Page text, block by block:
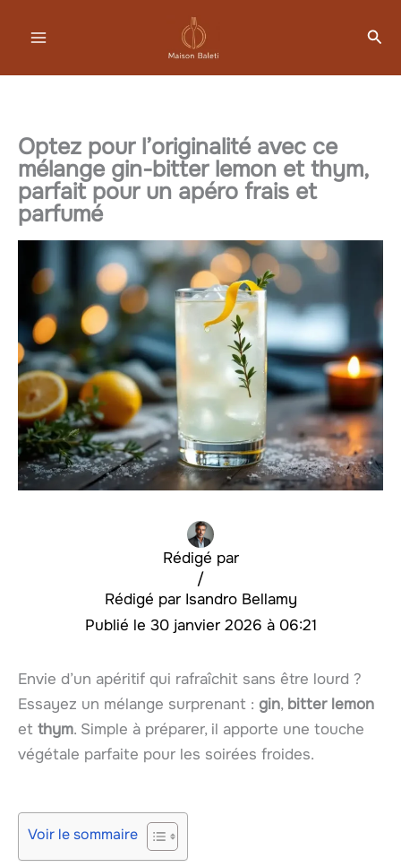
Optez pour l’originalité avec ce
mélange gin-bitter lemon et thym,
parfait pour un apéro frais et
parfumé
Rédigé par
Isandro Bellamy
/
30 janvier 2026 à 06:21
Envie d’un apéritif qui rafraîchit sans être lourd ?
Essayez un mélange surprenant : gin, bitter lemon
et thym. Simple à préparer, il apporte une touche
végétale parfaite pour les soirées froides.
Voir le sommaire